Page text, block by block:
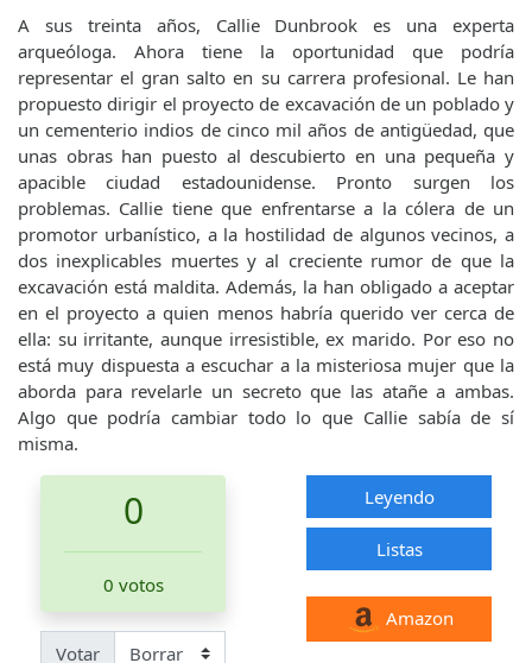
A sus treinta años, Callie Dunbrook es una experta
arqueóloga. Ahora tiene la oportunidad que podría
representar el gran salto en su carrera profesional. Le han
propuesto dirigir el proyecto de excavación de un poblado y
un cementerio indios de cinco mil años de antigüedad, que
unas obras han puesto al descubierto en una pequeña y
apacible ciudad estadounidense. Pronto surgen los
problemas. Callie tiene que enfrentarse a la cólera de un
promotor urbanístico, a la hostilidad de algunos vecinos, a
dos inexplicables muertes y al creciente rumor de que la
excavación está maldita. Además, la han obligado a aceptar
en el proyecto a quien menos habría querido ver cerca de
ella: su irritante, aunque irresistible, ex marido. Por eso no
está muy dispuesta a escuchar a la misteriosa mujer que la
aborda para revelarle un secreto que las atañe a ambas.
Algo que podría cambiar todo lo que Callie sabía de sí
misma.
0
0 votos
Votar
Leyendo
Listas
Amazon